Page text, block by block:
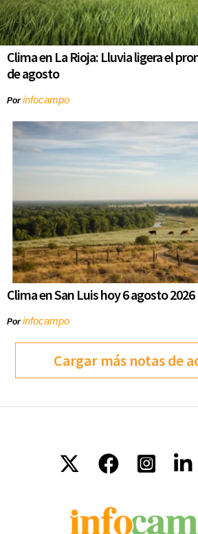
Clima en La Rioja: Lluvia ligera el
de agosto
Porinfocampo
Clima en San Luis hoy 6 agosto 2026
Porinfocampo
Cargar más notas de